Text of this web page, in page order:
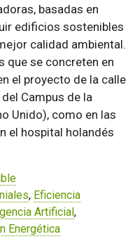
basadas en
edificios sostenibles
calidad ambiental.
que se concreten en
el proyecto de la calle
Campus de la
Unido), como en las
el hospital holandés
, Eficiencia
Artificial,
Energética